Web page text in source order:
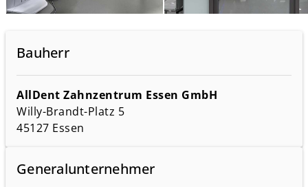
Bauherr
AllDent Zahnzentrum Essen GmbH
Willy-Brandt-Platz 5
45127 Essen
Generalunternehmer